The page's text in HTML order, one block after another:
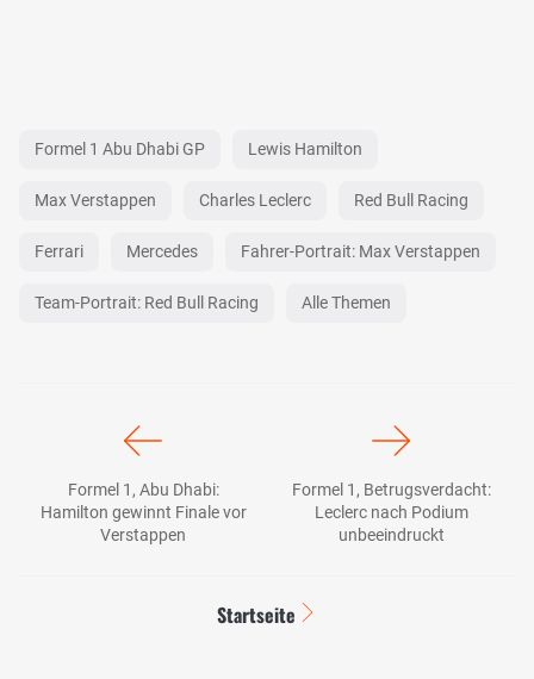
Formel 1 Abu Dhabi GP Lewis Hamilton
Max Verstappen Charles Leclerc Red Bull Racing
Ferrari Mercedes Fahrer-Portrait: Max Verstappen
Team-Portrait: Red Bull Racing Alle Themen
Formel 1, Abu Dhabi:
Hamilton gewinnt Finale vor
Verstappen
Formel 1, Betrugsverdacht:
Leclerc nach Podium
unbeeindruckt
Startseite